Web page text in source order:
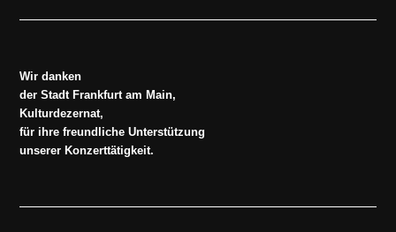
Wir danken
der Stadt Frankfurt am Main,
Kulturdezernat,
für ihre freundliche Unterstützung
unserer Konzerttätigkeit.